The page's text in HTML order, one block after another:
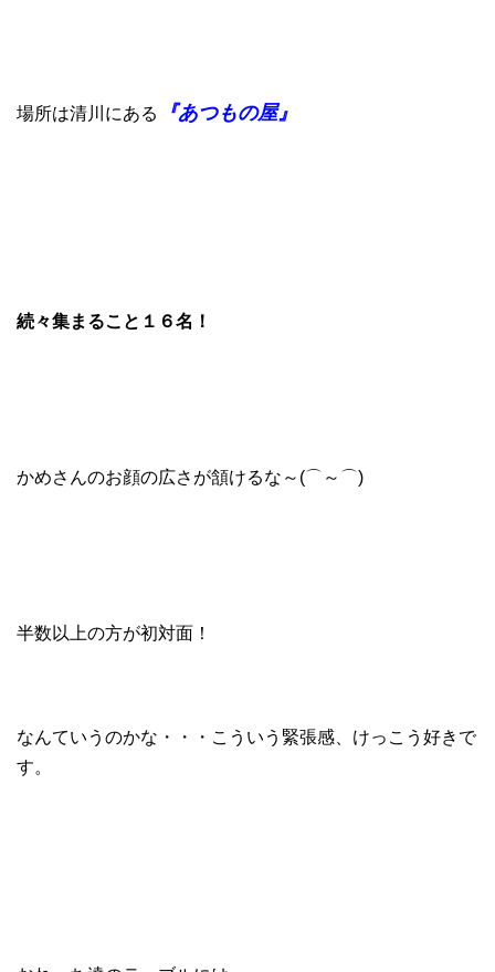
場所は清川にある 『あつもの屋』
続々集まること１６名！
かめさんのお顔の広さが頷けるな～(⌒～⌒)
半数以上の方が初対面！
なんていうのかな・・・こういう緊張感、けっこう好きで
す。